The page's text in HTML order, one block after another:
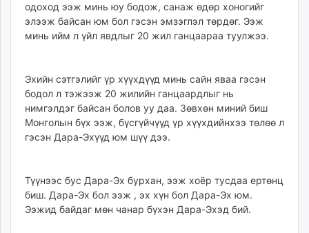
одоход ээж минь юу бодож, санаж өдөр хоногийг
элээж байсан юм бол гэсэн эмзэглэл төрдөг. Ээж
минь ийм л үйл явдлыг 20 жил ганцаараа туулжээ.
Эхийн сэтгэлийг үр хүүхдүүд минь сайн яваа гэсэн
бодол л тэжээж 20 жилийн ганцаардлыг нь
нимгэлдэг байсан болов уу даа. Зөвхөн миний биш
Монголын бүх ээж, бүсгүйчүүд үр хүүхдийнхээ төлөө л
гэсэн Дара-Эхүүд юм шүү дээ.
Түүнээс бус Дара-Эх бурхан, ээж хоёр тусдаа ертөнц
биш. Дара-Эх бол ээж , эх хүн бол Дара-Эх юм.
Ээжид байдаг мөн чанар бүхэн Дара-Эхэд бий.